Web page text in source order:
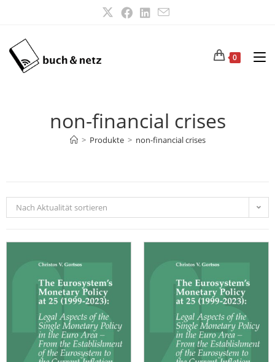
0
non-financial crises
> Produkte > non-financial crises
Nach Aktualität sortieren